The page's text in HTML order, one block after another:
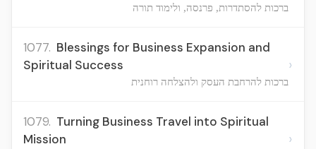
ברכות להסתדרות, פרנסה, ולימוד תורה
1077. Blessings for Business Expansion and
Spiritual Success
ברכות להרחבת העסק ולהצלחה רוחנית
›
1079. Turning Business Travel into Spiritual
Mission
›